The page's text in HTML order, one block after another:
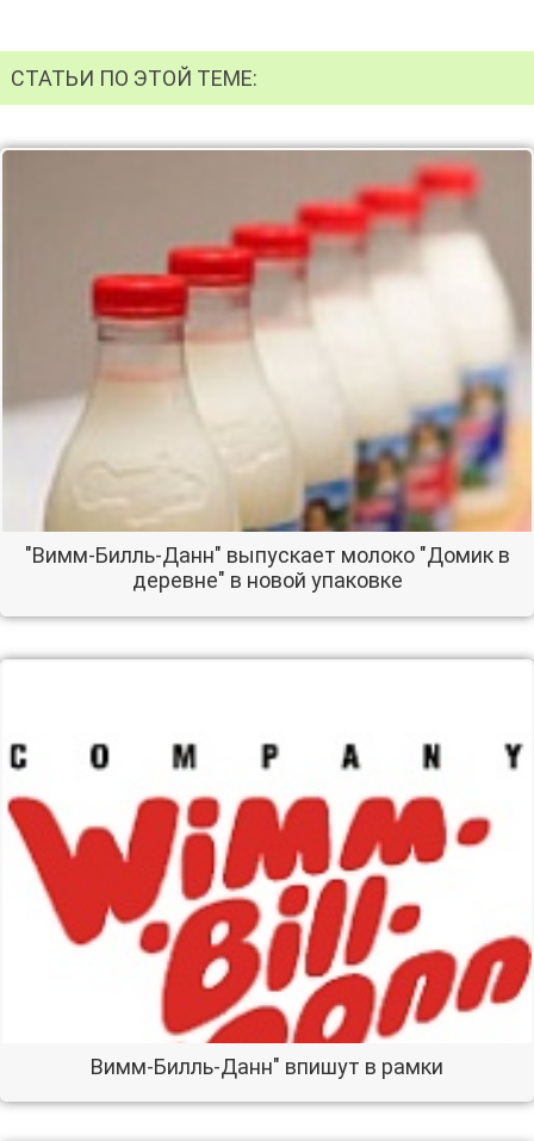
СТАТЬИ ПО ЭТОЙ ТЕМЕ:
"Вимм-Билль-Данн" выпускает молоко "Домик в
деревне" в новой упаковке
Вимм-Билль-Данн" впишут в рамки